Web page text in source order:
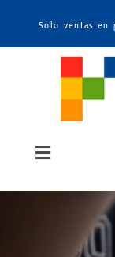
Solo ventas